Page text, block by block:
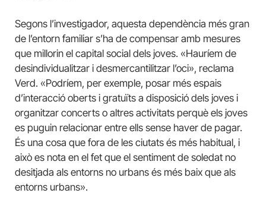
Segons l’investigador, aquesta dependència més gran
de l’entorn familiar s’ha de compensar amb mesures
que millorin el capital social dels joves. «Hauríem de
desindividualitzar i desmercantilitzar l’oci», reclama
Verd. «Podríem, per exemple, posar més espais
d’interacció oberts i gratuïts a disposició dels joves i
organitzar concerts o altres activitats perquè els joves
es puguin relacionar entre ells sense haver de pagar.
És una cosa que fora de les ciutats és més habitual, i
això es nota en el fet que el sentiment de soledat no
desitjada als entorns no urbans és més baix que als
entorns urbans».